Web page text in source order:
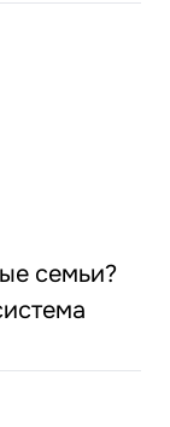
семьи?